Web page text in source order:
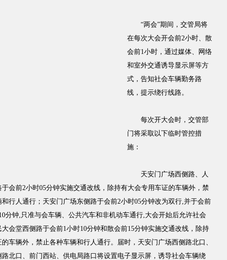
“两会”期间，交管局将
在每次大会开会前2小时、散
会前1小时，通过媒体、网络
和室外交通诱导显示屏等方
式，告知社会车辆勤务路
线，提示绕行线路。
每次开大会时，交管部
门将采取以下临时管控措
施：
天安门广场西侧路、人
于会前2小时05分钟实施交通改线，除持有大会专用车证的车辆外，禁
行人通行；天安门广场东侧路于会前2小时05分钟改为双行,并于会前
分钟,只准与会车辆、公共汽车和非机动车通行,大会开始后允许社会
会堂西侧路于会前1小时10分钟和散会前15分钟实施交通改线，除持
车辆外，禁止各种车辆和行人通行。届时，天安门广场西侧路北口、
路北口、前门西站、供电局路口将设置电子显示屏，诱导社会车辆绕